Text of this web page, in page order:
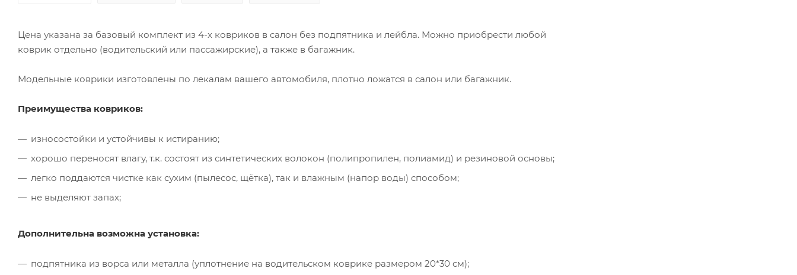
Цена указана за базовый комплект из 4-х ковриков в салон без подпятника и лейбла. Можно приобрести любой
коврик отдельно (водительский или пассажирские), а также в багажник.
Модельные коврики изготовлены по лекалам вашего автомобиля, плотно ложатся в салон или багажник.
Преимущества ковриков:
износостойки и устойчивы к истиранию;
хорошо переносят влагу, т.к. состоят из синтетических волокон (полипропилен, полиамид) и резиновой основы;
легко поддаются чистке как сухим (пылесос, щётка), так и влажным (напор воды) способом;
не выделяют запах;
Дополнительна возможна установка:
подпятника из ворса или металла (уплотнение на водительском коврике размером 20*30 см);